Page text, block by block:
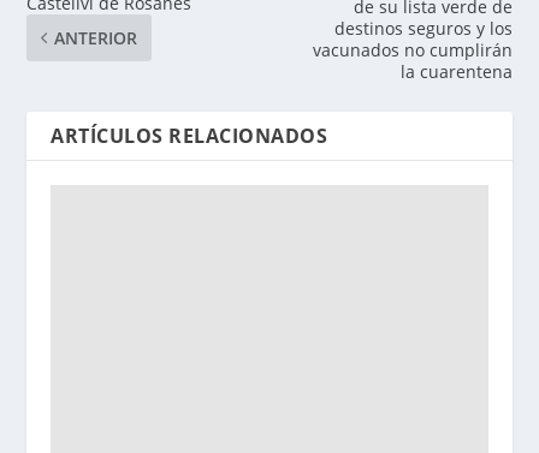
ANTERIOR
de su lista verde de
destinos seguros y los
vacunados no cumplirán
la cuarentena
ARTÍCULOS RELACIONADOS